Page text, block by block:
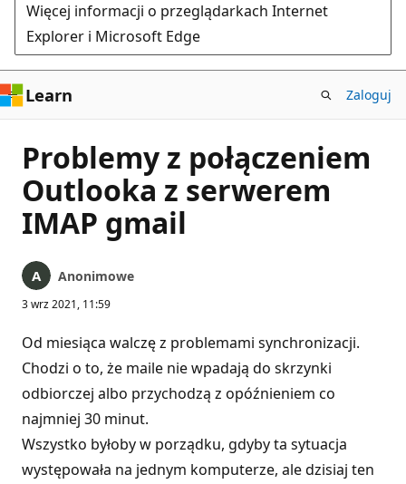
Więcej informacji o przeglądarkach Internet
Explorer i Microsoft Edge
Learn Zaloguj
Problemy z połączeniem
Outlooka z serwerem
IMAP gmail
Anonimowe
3 wrz 2021, 11:59
Od miesiąca walczę z problemami synchronizacji.
Chodzi o to, że maile nie wpadają do skrzynki
odbiorczej albo przychodzą z opóźnieniem co
najmniej 30 minut.
Wszystko byłoby w porządku, gdyby ta sytuacja
występowała na jednym komputerze, ale dzisiaj ten